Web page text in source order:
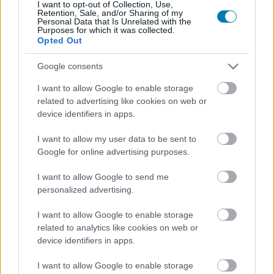
I want to opt-out of Collection, Use,
Retention, Sale, and/or Sharing of my
Personal Data that Is Unrelated with the
Purposes for which it was collected.
Opted Out
Google consents
I want to allow Google to enable storage
related to advertising like cookies on web or
device identifiers in apps.
I want to allow my user data to be sent to
Google for online advertising purposes.
I want to allow Google to send me
personalized advertising.
I want to allow Google to enable storage
related to analytics like cookies on web or
device identifiers in apps.
I want to allow Google to enable storage
megerősített szereplői között. Ez önmagában nem
sokkoló, hiszen Clint Barton a Disney+-os Sólyomszem-
sorozat óta nem igazán volt aktív szereplője az MCU-nak,
ráadásul már korábban is többször a visszavonulás és a
családi élet felé terelte őt a történet. Pont emiatt maradt
ki annak idején a Bosszúállók: Végtelen háborúból is,
amikor a magyarázat szerint a Polgárháború eseményei
után házi őrizetben volt, és inkább a családját választotta
Most nagyon hasonló helyzet körvonalazódik. A Marvel
furcsa lenne, ha Sólyomszem szerepét épp most
tartogatná titokban. Persze az MCU-nál mindig benne
van a pakliban egy elhallgatott cameo vagy később
bejelentett visszatérés, de jelen állás szerint úgy tűnik,